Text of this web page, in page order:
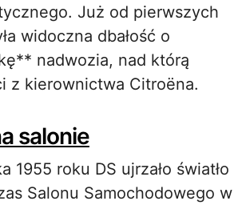
Już od pierwszych
widoczna dbałość o
nadwozia, nad którą
z kierownictwa Citroëna.
salonie
1955 roku DS ujrzało światło
Salonu Samochodowego w